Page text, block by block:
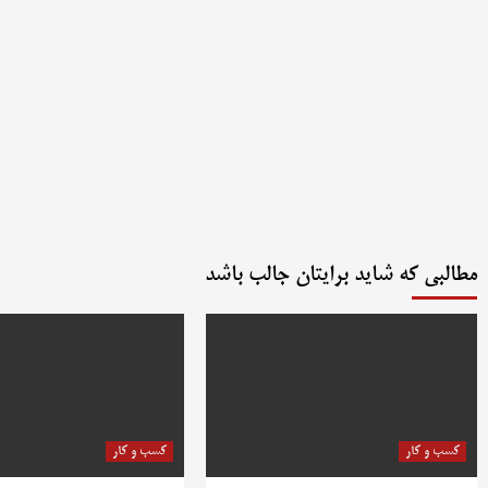
مطالبی که شاید برایتان جالب باشد
کسب و کار کسب و کار